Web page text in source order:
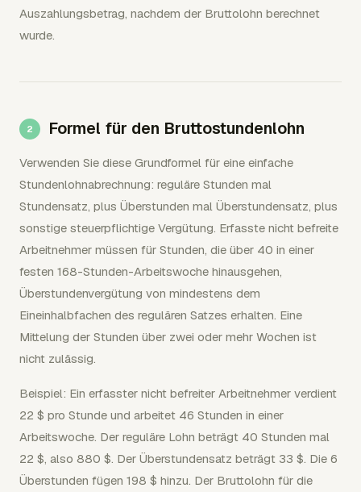
Auszahlungsbetrag, nachdem der Bruttolohn berechnet
wurde.
Formel für den Bruttostundenlohn
Verwenden Sie diese Grundformel für eine einfache
Stundenlohnabrechnung: reguläre Stunden mal
Stundensatz, plus Überstunden mal Überstundensatz, plus
sonstige steuerpflichtige Vergütung. Erfasste nicht befreite
Arbeitnehmer müssen für Stunden, die über 40 in einer
festen 168-Stunden-Arbeitswoche hinausgehen,
Überstundenvergütung von mindestens dem
Eineinhalbfachen des regulären Satzes erhalten. Eine
Mittelung der Stunden über zwei oder mehr Wochen ist
nicht zulässig.
Beispiel: Ein erfasster nicht befreiter Arbeitnehmer verdient
22 $ pro Stunde und arbeitet 46 Stunden in einer
Arbeitswoche. Der reguläre Lohn beträgt 40 Stunden mal
22 $, also 880 $. Der Überstundensatz beträgt 33 $. Die 6
Überstunden fügen 198 $ hinzu. Der Bruttolohn für die